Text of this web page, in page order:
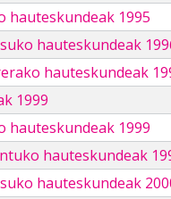
hauteskundeak 1995
hauteskundeak
hauteskundeak
1999
hauteskundeak 1999
hauteskundeak
hauteskundeak